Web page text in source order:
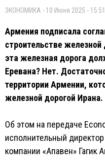
ЭКОНОМИКА - 10 Июня 2025 -
Армения подписала
строительстве железной
эта железная дорога
Еревана? Нет.
территории Армении,
железной дорогой Ирана.
Об этом на передаче
исполнительный
компании «Апавен» Гагик